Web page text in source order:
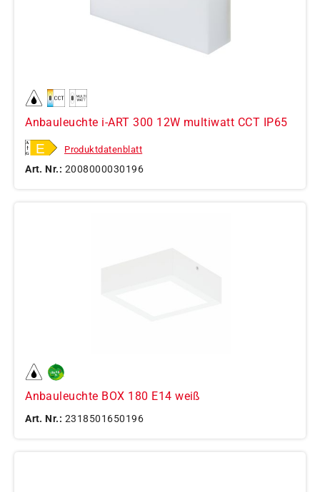
Anbauleuchte i-ART 300 12W multiwatt CCT IP65
Produktdatenblatt
Art. Nr.: 2008000030196
Anbauleuchte BOX 180 E14 weiß
Art. Nr.: 2318501650196